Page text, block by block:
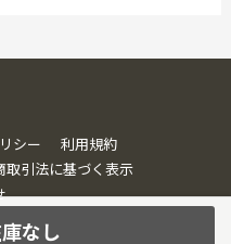
なし
シー
利用規約
取引法に基づく表示